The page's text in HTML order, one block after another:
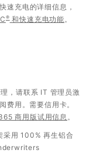
充电的详细信息，
®和快速充电功能。
，请联系 IT 管理员激
费用。需要信用卡。
商用版试用信息。
采用 100% 再生铝合